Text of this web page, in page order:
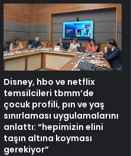
Disney, hbo ve netflix
temsilcileri tbmm’de
çocuk profili, pın ve yaş
sınırlaması uygulamalarını
anlattı: “hepimizin elini
taşın altına koyması
gerekiyor”